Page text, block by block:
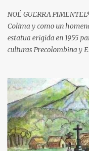
NOÉ GUERRA
Colima y como un
estatua erigida en 1955
culturas Precolombina y
de México. El
sobre una base circular
labrada en piedra tono
jeroglífico primitivo de
Coliman. En la base
bajorrelieve enmarcado